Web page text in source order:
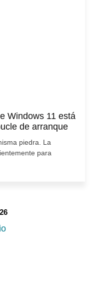
Windows 11 está
de arranque
piedra. La
para